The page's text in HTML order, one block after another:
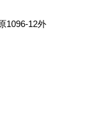
1096-12外